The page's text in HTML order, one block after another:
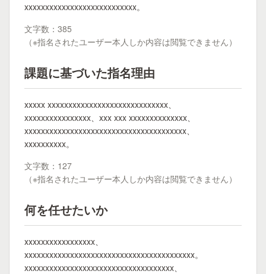
xxxxxxxxxxxxxxxxxxxxxxxxxxx。
文字数：385
（※指名されたユーザー本人しか内容は閲覧できません）
課題に基づいた指名理由
xxxxx xxxxxxxxxxxxxxxxxxxxxxxxxxxxx、
xxxxxxxxxxxxxxxx、xxx xxx xxxxxxxxxxxxxx、
xxxxxxxxxxxxxxxxxxxxxxxxxxxxxxxxxxxxxxx、
xxxxxxxxxx。
文字数：127
（※指名されたユーザー本人しか内容は閲覧できません）
何を任せたいか
xxxxxxxxxxxxxxxxx、
xxxxxxxxxxxxxxxxxxxxxxxxxxxxxxxxxxxxxxxxx。
xxxxxxxxxxxxxxxxxxxxxxxxxxxxxxxxxxxx、